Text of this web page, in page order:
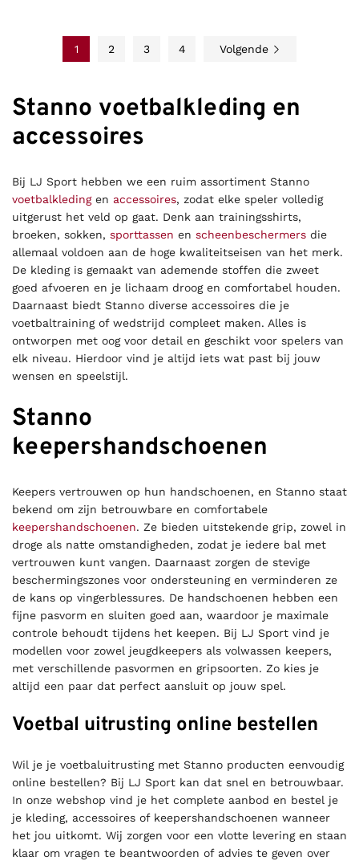
1 2 3 4 Volgende
Stanno voetbalkleding en
accessoires
Bij LJ Sport hebben we een ruim assortiment Stanno
voetbalkledingen accessoires, zodat elke speler volledig
uitgerust het veld op gaat. Denk aan trainingsshirts,
broeken, sokken, sporttassen en scheenbeschermers die
allemaal voldoen aan de hoge kwaliteitseisen van het merk.
De kleding is gemaakt van ademende stoffen die zweet
goed afvoeren en je lichaam droog en comfortabel houden.
Daarnaast biedt Stanno diverse accessoires die je
voetbaltraining of wedstrijd compleet maken. Alles is
ontworpen met oog voor detail en geschikt voor spelers van
elk niveau. Hierdoor vind je altijd iets wat past bij jouw
wensen en speelstijl.
Stanno
keepershandschoenen
Keepers vertrouwen op hun handschoenen, en Stanno staat
bekend om zijn betrouwbare en comfortabele
keepershandschoenen. Ze bieden uitstekende grip, zowel in
droge als natte omstandigheden, zodat je iedere bal met
vertrouwen kunt vangen. Daarnaast zorgen de stevige
beschermingszones voor ondersteuning en verminderen ze
de kans op vingerblessures. De handschoenen hebben een
fijne pasvorm en sluiten goed aan, waardoor je maximale
controle behoudt tijdens het keepen. Bij LJ Sport vind je
modellen voor zowel jeugdkeepers als volwassen keepers,
met verschillende pasvormen en gripsoorten. Zo kies je
altijd een paar dat perfect aansluit op jouw spel.
Voetbal uitrusting online bestellen
Wil je je voetbaluitrusting met Stanno producten eenvoudig
online bestellen? Bij LJ Sport kan dat snel en betrouwbaar.
In onze webshop vind je het complete aanbod en bestel je
je kleding, accessoires of keepershandschoenen wanneer
het jou uitkomt. Wij zorgen voor een vlotte levering en staan
klaar om vragen te beantwoorden of advies te geven over